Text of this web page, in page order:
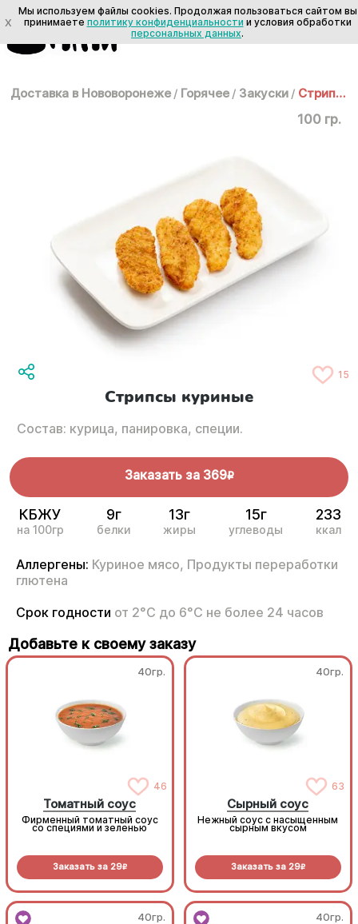
Доставка в Нововоронеже / Горячее / Закуски / Стрипсы куриные
100 гр.
15
Стрипсы куриные
Состав: курица, панировка, специи.
Заказать за 369R
КБЖУ
на 100гр
9г
белки
13г
жиры
15г
углеводы
233
ккал
Аллергены: Куриное мясо, Продукты переработки
глютена
Срок годности от 2°С до 6°С не более 24 часов
Добавьте к своему заказу
40гр.
46
Томатный соус
Фирменный томатный соус
со специями и зеленью
Заказать за 29R
40гр.
63
Сырный соус
Нежный соус с насыщенным
сырным вкусом
Заказать за 29R
40гр. 40гр.
X
Мы используем файлы cookies. Продолжая пользоваться сайтом вы
принимаете политику конфиденциальности и условия обработки
персональных данных.